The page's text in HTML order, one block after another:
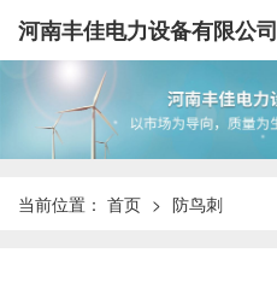
河南丰佳电力设备有限公司
当前位置： 首页 防鸟刺